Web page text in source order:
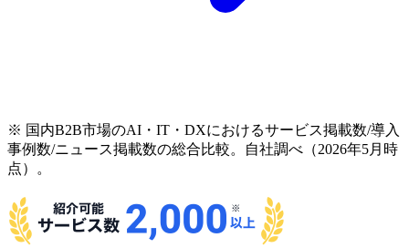
※ 国内B2B市場のAI・IT・DXにおけるサービス掲載数/導入
事例数/ニュース掲載数の総合比較。自社調べ（2026年5月時
点）。